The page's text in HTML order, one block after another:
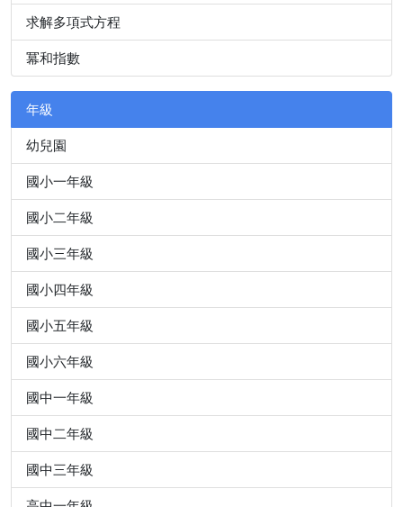
求解多項式方程
冪和指數
年級
幼兒園
國小一年級
國小二年級
國小三年級
國小四年級
國小五年級
國小六年級
國中一年級
國中二年級
國中三年級